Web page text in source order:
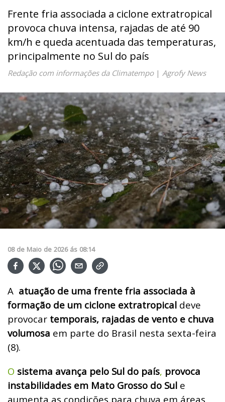
Frente fria associada a ciclone extratropical
provoca chuva intensa, rajadas de até 90
km/h e queda acentuada das temperaturas,
principalmente no Sul do país
Redação com informações da Climatempo| Agrofy News
08 de Maio de 2026 ás 08:14
A atuação de uma frente fria associada à
formação de um ciclone extratropical deve
provocar temporais, rajadas de vento e chuva
volumosa em parte do Brasil nesta sexta-feira
(8).
O sistema avança pelo Sul do país, provoca
instabilidades em Mato Grosso do Sul e
aumenta as condições para chuva em áreas